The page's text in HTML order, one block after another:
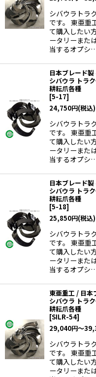
シバウラトラ
です。 東亜重
て購入したい
ータリーまた
当するオプシ
日本ブレード
シバウラ トラ
耕耘爪各種
[5-17]
24,750円(税込)
シバウラトラ
です。 東亜重
て購入したい
ータリーまた
当するオプシ
日本ブレード
シバウラ トラ
耕耘爪各種
[5-18]
25,850円(税込)
シバウラトラ
です。 東亜重
て購入したい
ータリーまた
当するオプシ
東亜重工 / 日本
シバウラ トラ
耕耘爪各種
[SILR-54]
29,040円～
シバウラトラ
です。 東亜重
て購入したい
ータリーまた